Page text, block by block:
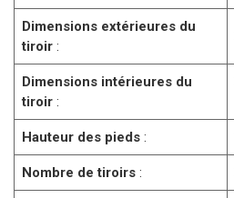
Dimensions extérieures du
tiroir :
Dimensions intérieures du
tiroir :
Hauteur des pieds :
Nombre de tiroirs :